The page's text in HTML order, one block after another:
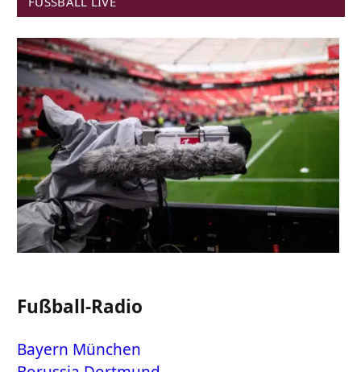
Fußball-Radio
Bayern München